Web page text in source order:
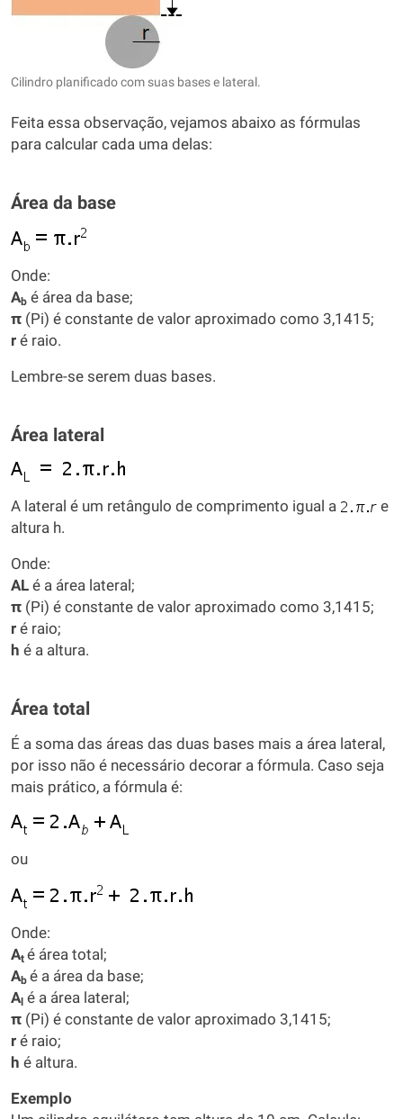
Cilindro planificado com suas bases e lateral.
Feita essa observação, vejamos abaixo as fórmulas
para calcular cada uma delas:
Área da base
Onde:
Ab é área da base;
π (Pi) é constante de valor aproximado como 3,1415;
r é raio.
Lembre-se serem duas bases.
Área lateral
A lateral é um retângulo de comprimento igual a
e
altura h.
Onde:
AL é a área lateral;
π (Pi) é constante de valor aproximado como 3,1415;
r é raio;
h é a altura.
Área total
É a soma das áreas das duas bases mais a área lateral,
por isso não é necessário decorar a fórmula. Caso seja
mais prático, a fórmula é:
ou
Onde:
At é área total;
Ab é a área da base;
Al é a área lateral;
π (Pi) é constante de valor aproximado 3,1415;
r é raio;
h é altura.
Exemplo